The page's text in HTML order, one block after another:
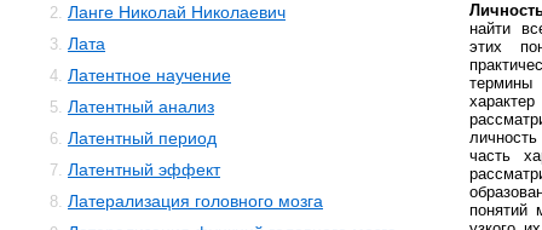
2. Ланге Николай Николаевич
3. Лата
4. Латентное научение
5. Латентный анализ
6. Латентный период
7. Латентный эффект
8. Латерализация головного мозга
найти
этих
часть
понятий